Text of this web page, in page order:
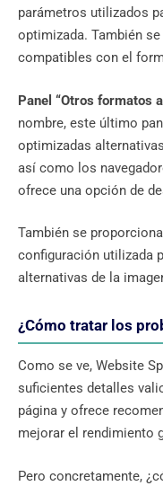
parámetros utilizados
optimizada. También
compatibles con el
Panel “Otros formatos
nombre, este último
optimizadas
así como los
ofrece una opción de
También se
configuración utilizada
alternativas de la
¿Cómo tratar los
Como se ve, Website
suficientes detalles
página y ofrece
mejorar el rendimiento
Pero concretamente,